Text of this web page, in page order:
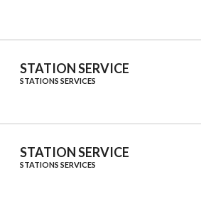
STATION SERVICE
STATIONS SERVICES
STATION SERVICE
STATIONS SERVICES